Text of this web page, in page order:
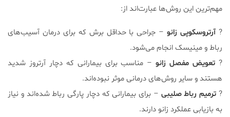
مهم‌ترین این روش‌ها عبارت‌اند از:
?آرتروسکوپی زانو– جراحی با حداقل برش که برای درمان آسیب‌های
رباط و مینیسک انجام می‌شود.
? تعویض مفصل زانو– مناسب برای بیمارانی که دچار آرتروز شدید
هستند و سایر روش‌های درمانی موثر نبوده‌اند.
? ترمیم رباط صلیبی – برای بیمارانی که دچار پارگی رباط شده‌اند و نیاز
به بازیابی عملکرد زانو دارند.